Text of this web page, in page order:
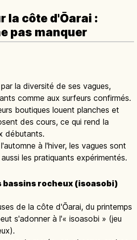
la côte d'Ōarai :
pas manquer
la diversité de ses vagues,
comme aux surfeurs confirmés.
boutiques louent planches et
des cours, ce qui rend la
débutants.
à l'hiver, les vagues sont
les pratiquants expérimentés.
bassins rocheux (isoasobi)
de la côte d'Ōarai, du printemps
s'adonner à l'« isoasobi » (jeu